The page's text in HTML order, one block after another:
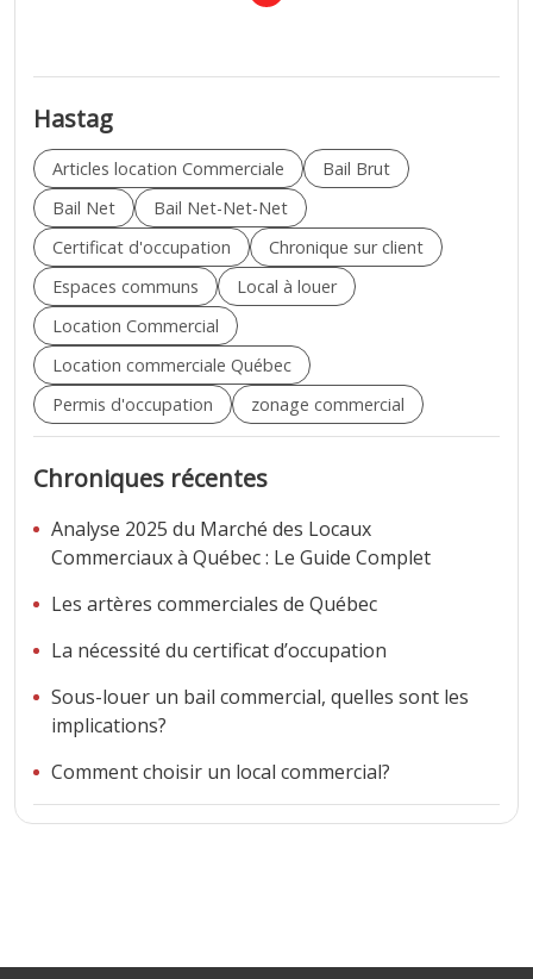
Hastag
Articles location Commerciale
Bail Brut
Bail Net
Bail Net-Net-Net
Certificat d'occupation
Chronique sur client
Espaces communs
Local à louer
Location Commercial
Location commerciale Québec
Permis d'occupation
zonage commercial
Chroniques récentes
Analyse 2025 du Marché des Locaux
Commerciaux à Québec : Le Guide Complet
Les artères commerciales de Québec
La nécessité du certificat d’occupation
Sous-louer un bail commercial, quelles sont les
implications?
Comment choisir un local commercial?